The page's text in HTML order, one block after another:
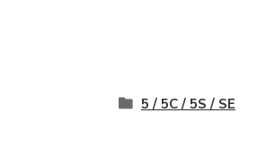
5 / 5C / 5S / SE